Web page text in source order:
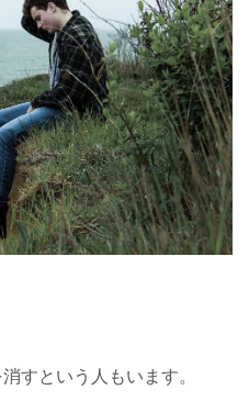
すという人もいます。